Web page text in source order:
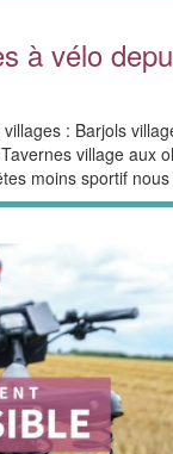
à vélo
: Barjols
village aux
moins sportif